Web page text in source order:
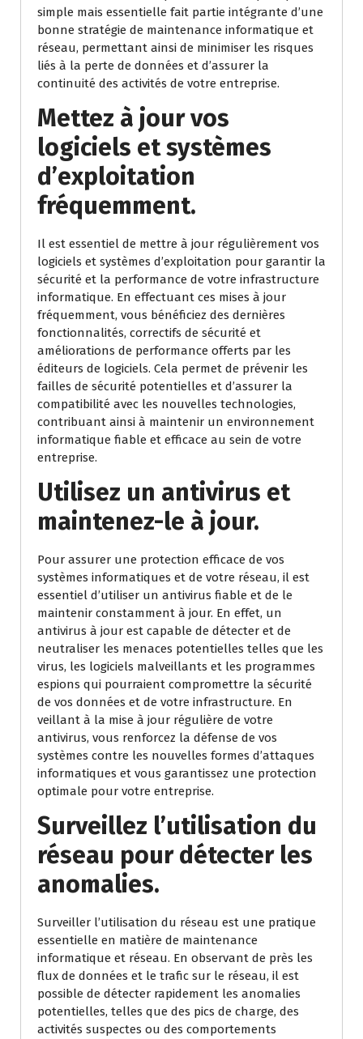
simple mais essentielle fait partie intégrante d’une
bonne stratégie de maintenance informatique et
réseau, permettant ainsi de minimiser les risques
liés à la perte de données et d’assurer la
continuité des activités de votre entreprise.
Mettez à jour vos
logiciels et systèmes
d’exploitation
fréquemment.
Il est essentiel de mettre à jour régulièrement vos
logiciels et systèmes d’exploitation pour garantir la
sécurité et la performance de votre infrastructure
informatique. En effectuant ces mises à jour
fréquemment, vous bénéficiez des dernières
fonctionnalités, correctifs de sécurité et
améliorations de performance offerts par les
éditeurs de logiciels. Cela permet de prévenir les
failles de sécurité potentielles et d’assurer la
compatibilité avec les nouvelles technologies,
contribuant ainsi à maintenir un environnement
informatique fiable et efficace au sein de votre
entreprise.
Utilisez un antivirus et
maintenez-le à jour.
Pour assurer une protection efficace de vos
systèmes informatiques et de votre réseau, il est
essentiel d’utiliser un antivirus fiable et de le
maintenir constamment à jour. En effet, un
antivirus à jour est capable de détecter et de
neutraliser les menaces potentielles telles que les
virus, les logiciels malveillants et les programmes
espions qui pourraient compromettre la sécurité
de vos données et de votre infrastructure. En
veillant à la mise à jour régulière de votre
antivirus, vous renforcez la défense de vos
systèmes contre les nouvelles formes d’attaques
informatiques et vous garantissez une protection
optimale pour votre entreprise.
Surveillez l’utilisation du
réseau pour détecter les
anomalies.
Surveiller l’utilisation du réseau est une pratique
essentielle en matière de maintenance
informatique et réseau. En observant de près les
flux de données et le trafic sur le réseau, il est
possible de détecter rapidement les anomalies
potentielles, telles que des pics de charge, des
activités suspectes ou des comportements